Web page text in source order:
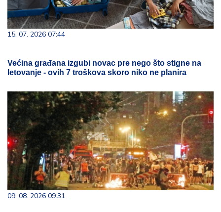
15. 07. 2026 07:44
Većina građana izgubi novac pre nego što stigne na
letovanje - ovih 7 troškova skoro niko ne planira
09. 08. 2026 09:31